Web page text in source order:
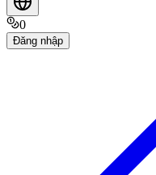
0
Đăng nhập